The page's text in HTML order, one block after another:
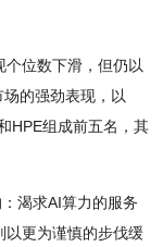
位数下滑，但仍以
的强劲表现，以
HPE组成前五名，其
渴求AI算力的服务
以更为谨慎的步伐缓